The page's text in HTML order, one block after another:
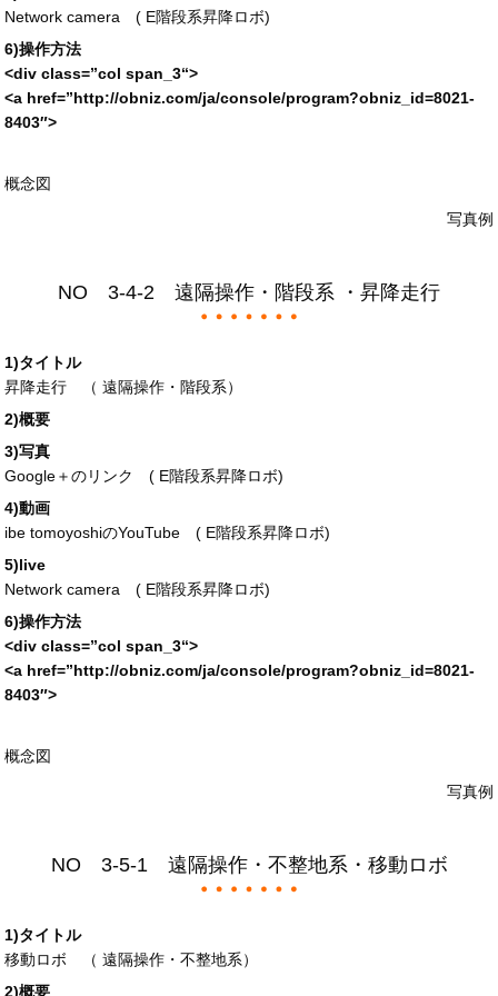
Network camera ( E階段系昇降ロボ)
6)操作方法
<div class=”col span_3“>
<a href=”http://obniz.com/ja/console/program?obniz_id=8021-
8403″>
概念図
写真例
NO 3-4-2 遠隔操作・階段系 ・昇降走行
1)タイトル
昇降走行 （ 遠隔操作・階段系）
2)概要
3)写真
Google＋のリンク ( E階段系昇降ロボ)
4)動画
ibe tomoyoshiのYouTube ( E階段系昇降ロボ)
5)live
Network camera ( E階段系昇降ロボ)
6)操作方法
<div class=”col span_3“>
<a href=”http://obniz.com/ja/console/program?obniz_id=8021-
8403″>
概念図
写真例
NO 3-5-1 遠隔操作・不整地系・移動ロボ
1)タイトル
移動ロボ （ 遠隔操作・不整地系）
2)概要